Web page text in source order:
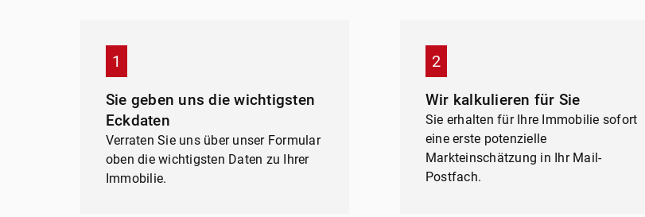
Sie geben uns die wichtigsten
Eckdaten
Verraten Sie uns über unser Formular
oben die wichtigsten Daten zu Ihrer
Immobilie.
Wir kalkulieren für Sie
Sie erhalten für Ihre Immobilie sofort
eine erste potenzielle
Markteinschätzung in Ihr Mail-
Postfach.